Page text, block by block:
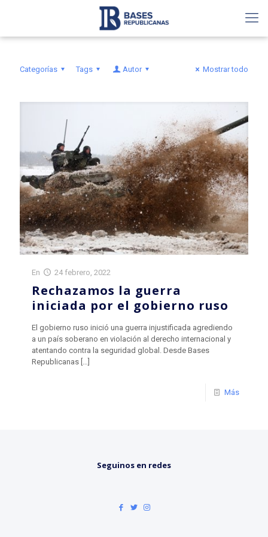
Categorías Tags Autor Mostrar todo
En 24 febrero, 2022
Rechazamos la guerra
iniciada por el gobierno ruso
El gobierno ruso inició una guerra injustificada agrediendo
a un país soberano en violación al derecho internacional y
atentando contra la seguridad global. Desde Bases
Republicanas […]
Más
Seguinos en redes